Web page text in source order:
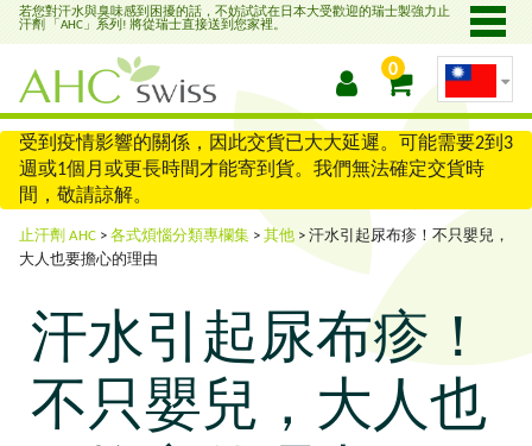
若您對汗水與臭味感到困擾的話，不妨試試在日本大受歡迎的瑞士製強力止
汗劑 「AHC」系列! 將從瑞士直接送到您家裡。
ME
NU
0
受到疫情影響的關係，因此交貨已大大延遲。可能需要2到3
週或1個月或更長時間才能寄到貨。我們無法確定交貨時
間，敬請諒解。
止汗劑 AHC > 各式煩惱分類專欄集 > 其他 > 汗水引起尿布疹！不只嬰兒，
大人也要擔心的理由
汗水引起尿布疹！
不只嬰兒，大人也